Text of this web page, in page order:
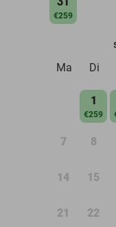
€259
Ma
Di
1
€259
7 8
14 15
21 22